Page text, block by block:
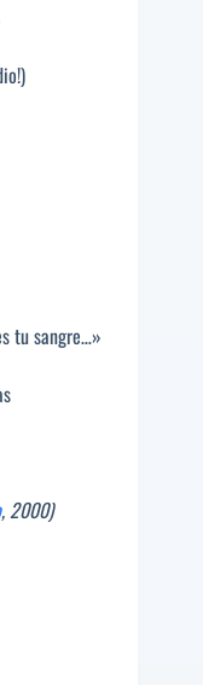
tu sangre…»
, 2000)